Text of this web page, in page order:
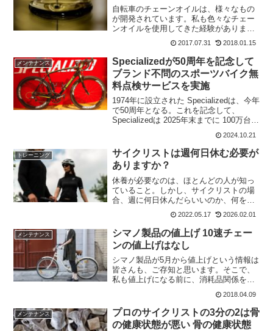
自転車のチェーンオイルは、様々なもの
が開発されています。私も色々なチェー
ンオイルを使用してきた経験がありま
す。この中で、これは性能はいいんだけ
ど～。汚れるんだよね～。特にフレーム
に黒いチェーンオイルが飛び散ってしま
って汚れてしまう。そう、棚...
2017.07.31 2018.01.15
メンテナンス
Specializedが50周年を記念して
ブランド不問のスポーツバイク無
料点検サービスを実施
1974年に設立された Specializedは、今年
で50周年となる。これを記念して、
Specializedは 2025年末までに 100万台の
自転車を再び道路に戻すという世界目標
を設定した。10月26日 (土曜日)に、あら
ゆるブランドの...
2024.10.21
トレーニング
サイクリストは週何日休む必要が
ありますか？
休養が必要なのは、ほとんどの人が知っ
ていること。しかし、サイクリストの場
合、週に何日休んだらいいのか、何をも
って休養とするのか、など多くの疑問が
ある。その答えは、ほとんどが個人の経
験によるものであり、多くのバリエーシ
ョンが存在することだろう...
2022.05.17 2026.02.01
メンテナンス
シマノ製品の値上げ 10速チェー
ンの値上げはなし
シマノ製品が5月から値上げという情報は
皆さんも、ご存知と思います。そこで、
私も値上げになる前に、消耗品関係を買
っておこうと思ってショップに行きまし
た。そこで、うかがった話になります。
すると、どうも10速に乗っているユーザ
ーの場合ですが、消耗...
2018.04.09
メンテナンス
プロのサイクリストの3分の2は骨
の健康状態が悪い 骨の健康状態